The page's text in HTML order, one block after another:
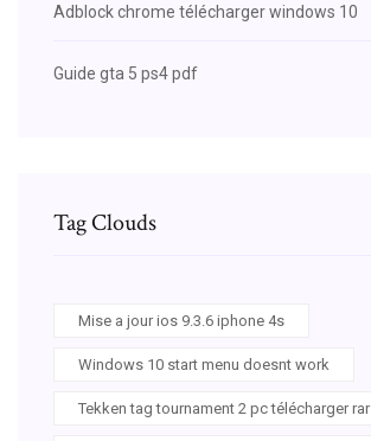
Adblock chrome télécharger windows 10
Guide gta 5 ps4 pdf
Tag Clouds
Mise a jour ios 9.3.6 iphone 4s
Windows 10 start menu doesnt work
Tekken tag tournament 2 pc télécharger rar